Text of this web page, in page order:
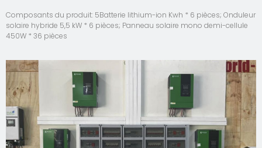
Composants du produit: 5Batterie lithium-ion Kwh * 6 pièces; Onduleur
solaire hybride 5,5 kW * 6 pièces; Panneau solaire mono demi-cellule
450W * 36 pièces